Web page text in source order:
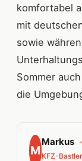
komfortabel
mit
sowie
Sommer
die
M
Markus
KFZ-